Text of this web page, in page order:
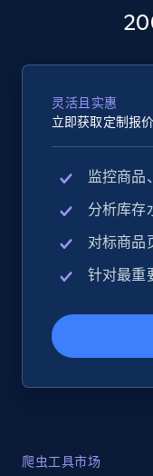
灵活且实惠
立即获取定制报价
监控商品
分析库存
对标商品
针对最重
爬虫工具市场